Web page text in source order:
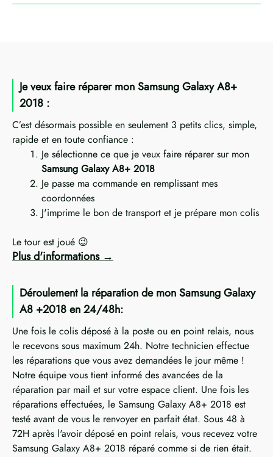
Je veux faire réparer mon Samsung Galaxy A8+
2018 :
C’est désormais possible en seulement 3 petits clics, simple,
rapide et en toute confiance :
Je sélectionne ce que je veux faire réparer sur mon
Samsung Galaxy A8+ 2018
Je passe ma commande en remplissant mes
coordonnées
J'imprime le bon de transport et je prépare mon colis
Le tour est joué 😉
Plus d'informations
Déroulement la réparation de mon Samsung Galaxy
A8 +2018 en 24/48h:
Une fois le colis déposé à la poste ou en point relais, nous
le recevons sous maximum 24h. Notre technicien effectue
les réparations que vous avez demandées le jour même !
Notre équipe vous tient informé des avancées de la
réparation par mail et sur votre espace client. Une fois les
réparations effectuées, le Samsung Galaxy A8+ 2018 est
testé avant de vous le renvoyer en parfait état. Sous 48 à
72H après l'avoir déposé en point relais, vous recevez votre
Samsung Galaxy A8+ 2018 réparé comme si de rien était.